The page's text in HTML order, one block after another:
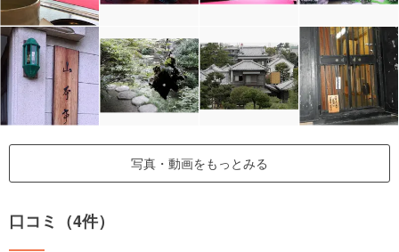
写真・動画をもっとみる
口コミ（4件）